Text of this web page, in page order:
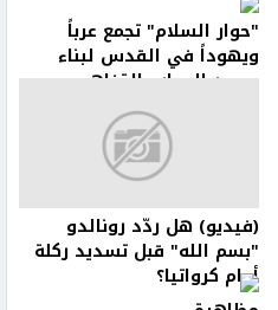
"حوار السلام" تجمع عرباً
ويهوداً في القدس لبناء
جسور الحوار والتفاهم
(فيديو) هل ردّد رونالدو
"بسم الله" قبل تسديد ركلة
أمام كرواتيا؟